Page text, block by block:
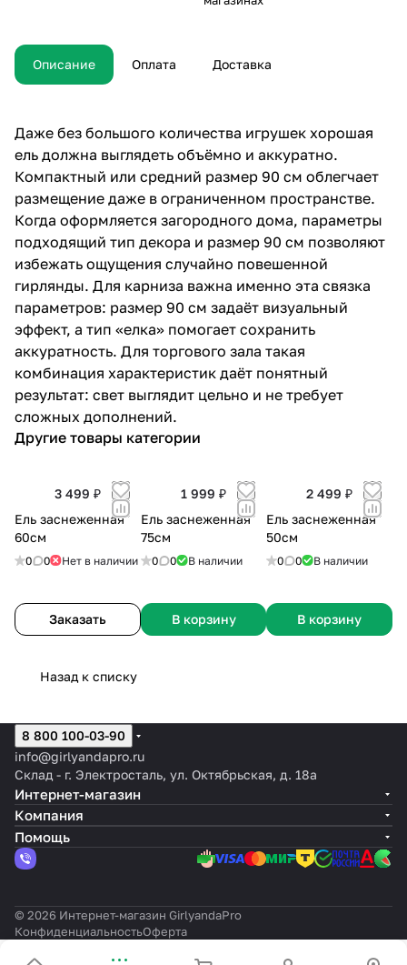
Описание Оплата Доставка
Даже без большого количества игрушек хорошая
ель должна выглядеть объёмно и аккуратно.
Компактный или средний размер 90 см облегчает
размещение даже в ограниченном пространстве.
Когда оформляется загородного дома, параметры
подходящий тип декора и размер 90 см позволяют
избежать ощущения случайно повешенной
гирлянды. Для карниза важна именно эта связка
параметров: размер 90 см задаёт визуальный
эффект, а тип «елка» помогает сохранить
аккуратность. Для торгового зала такая
комбинация характеристик даёт понятный
результат: свет выглядит цельно и не требует
сложных дополнений.
Другие товары категории
3 499 ₽
Ель заснеженная
60см
0 0 Нет в наличии
Заказать
1 999 ₽
Ель заснеженная
75см
0 0 В наличии
В корзину
2 499 ₽
Ель заснеженная
50см
0 0 В наличии
В корзину
Назад к списку
8 800 100-03-90
info@girlyandapro.ru
Склад - г. Электросталь, ул. Октябрьская, д. 18а
Интернет-магазин
Компания
Помощь
© 2026 Интернет-магазин GirlyandaPro
КонфиденциальностьОферта